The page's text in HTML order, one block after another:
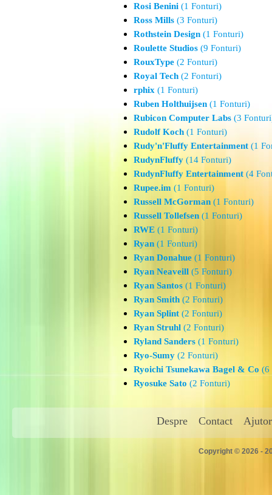
Rosi Benini (1 Fonturi)
Ross Mills (3 Fonturi)
Rothstein Design (1 Fonturi)
Roulette Studios (9 Fonturi)
RouxType (2 Fonturi)
Royal Tech (2 Fonturi)
rphix (1 Fonturi)
Ruben Holthuijsen (1 Fonturi)
Rubicon Computer Labs (3
Rudolf Koch (1 Fonturi)
Rudy'n'Fluffy Entertainment (1
RudynFluffy (14 Fonturi)
RudynFluffy Entertainment (4
Rupee.im (1 Fonturi)
Russell McGorman (1 Fonturi)
Russell Tollefsen (1 Fonturi)
RWE (1 Fonturi)
Ryan (1 Fonturi)
Ryan Donahue (1 Fonturi)
Ryan Neaveill (5 Fonturi)
Ryan Santos (1 Fonturi)
Ryan Smith (2 Fonturi)
Ryan Splint (2 Fonturi)
Ryan Struhl (2 Fonturi)
Ryland Sanders (1 Fonturi)
Ryo-Sumy (2 Fonturi)
Ryoichi Tsunekawa Bagel & Co (6
Ryosuke Sato (2 Fonturi)
Despre Contact Ajutor
Copyright © 2026 -